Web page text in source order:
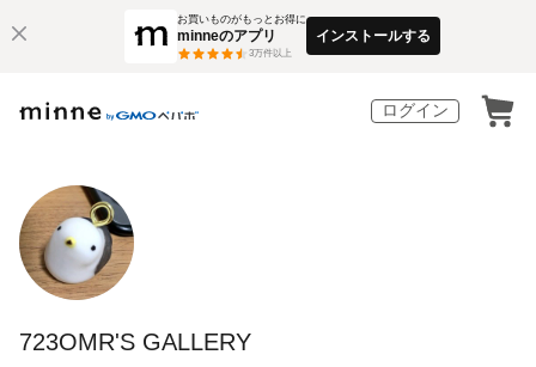
お買いものがもっとお得に
minneのアプリ
3万件以上
インストールする
ログイン
723OMR'S GALLERY